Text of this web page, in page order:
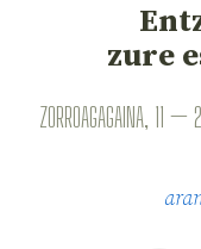
zure
ZORROAGAGAINA, 11 —